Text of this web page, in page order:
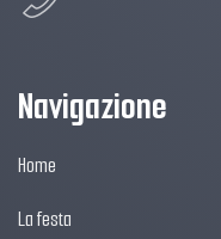
Navigazione
Home
La festa